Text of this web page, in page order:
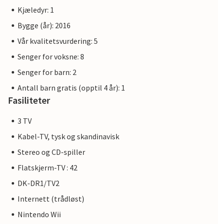
Kjæledyr: 1
Bygge (år): 2016
Vår kvalitetsvurdering: 5
Senger for voksne: 8
Senger for barn: 2
Antall barn gratis (opptil 4 år): 1
Fasiliteter
3 TV
Kabel-TV, tysk og skandinavisk
Stereo og CD-spiller
Flatskjerm-TV : 42
DK-DR1/TV2
Internett (trådløst)
Nintendo Wii